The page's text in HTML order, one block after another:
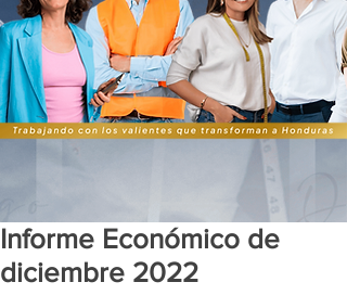
Informe Económico de
diciembre 2022